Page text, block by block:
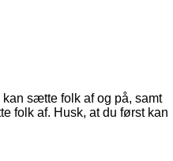
sætte folk af og på, samt
folk af. Husk, at du først kan